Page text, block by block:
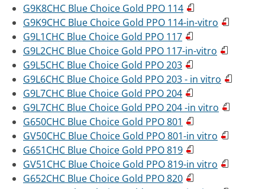
G9K8CHC Blue Choice Gold PPO 114
G9K9CHC Blue Choice Gold PPO 114-in-vitro
G9L1CHC Blue Choice Gold PPO 117
G9L2CHC Blue Choice Gold PPO 117-in-vitro
G9L5CHC Blue Choice Gold PPO 203
G9L6CHC Blue Choice Gold PPO 203 - in vitro
G9L7CHC Blue Choice Gold PPO 204
G9L7CHC Blue Choice Gold PPO 204 -in vitro
G650CHC Blue Choice Gold PPO 801
GV50CHC Blue Choice Gold PPO 801-in vitro
G651CHC Blue Choice Gold PPO 819
GV51CHC Blue Choice Gold PPO 819-in vitro
G652CHC Blue Choice Gold PPO 820